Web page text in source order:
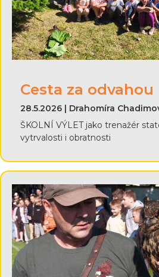
Cesta za odvahou
28.5.2026 | Drahomíra
ŠKOLNÍ VÝLET jako trenažér
vytrvalosti i obratnosti